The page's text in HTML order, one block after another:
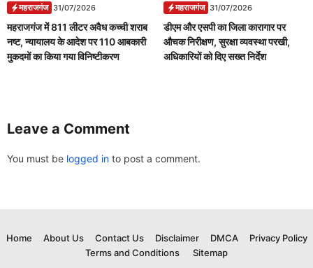
महराजगंज 31/07/2026
महराजगंज में 811 लीटर अवैध कच्ची शराब
नष्ट, न्यायालय के आदेश पर 110 आबकारी
मुकदमों का किया गया विनिष्टीकरण
महराजगंज 31/07/2026
डीएम और एसपी का जिला कारागार पर
औचक निरीक्षण, सुरक्षा व्यवस्था परखी,
अधिकारियों को दिए सख्त निर्देश
Leave a Comment
You must be logged in to post a comment.
Home About Us Contact Us Disclaimer DMCA
Privacy Policy
Terms and Conditions
Sitemap